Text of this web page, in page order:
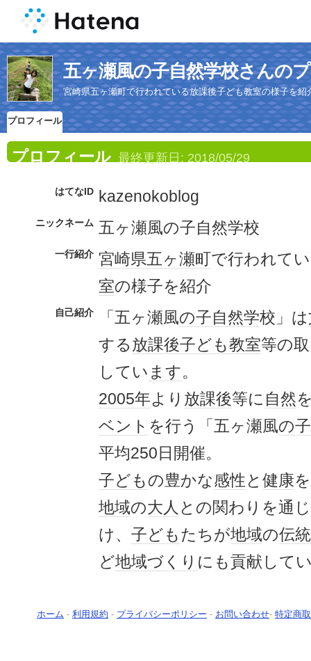
五ヶ瀬風の子自然学校さんの
宮崎県五ヶ瀬町で行われている放課後子ども教室の様子を紹
プロフィール
プロフィール 最終更新日: 2018/05/29
はてなID kazenokoblog
ニックネーム 五ヶ瀬風の子自然学校
一行紹介 宮崎県五ヶ瀬町で行われて
室の様子を紹介
自己紹介 「五ヶ瀬風の子自然学校」は
する放課後子ども教室等の
してい ます。
2005年より 放課後等に 自然
ベント を行う「五ヶ瀬風の子
平均250日開催。
子どもの豊かな感性と 健康
地域の大人 との関わりを通
け、 子どもたちが地域の伝統
ど地域づくり にも貢献して
ホーム - 利用規約 - プライバシーポリシー - お問い合わせ- 特定商